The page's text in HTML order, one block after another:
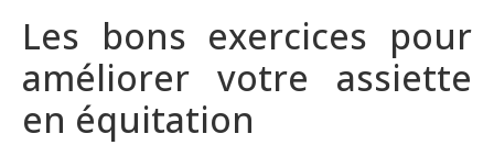
Les bons exercices pour
améliorer votre assiette
en équitation